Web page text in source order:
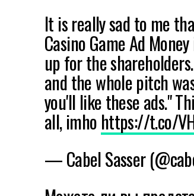
It is really sad to me
Casino Game Ad
up for the
and the whole pitch
you'll like these ads."
all, imho https://t.co/
— Cabel Sasser